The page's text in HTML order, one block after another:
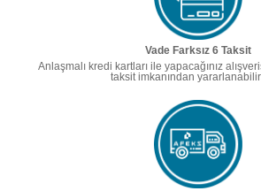
Vade Farksız 6 Taksit
Anlaşmalı kredi kartları ile yapacağınız
taksit imkanından